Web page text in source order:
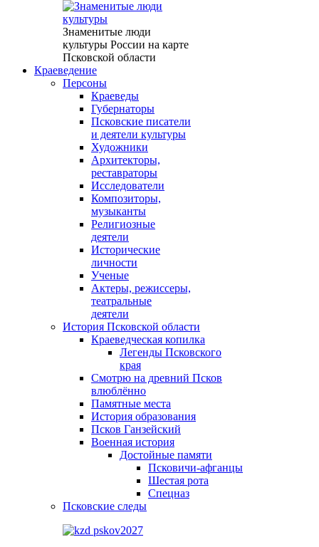
Знаменитые люди
культуры России на карте
Псковской области
Краеведение
Персоны
Краеведы
Губернаторы
Псковские писатели
и деятели культуры
Художники
Архитекторы,
реставраторы
Исследователи
Композиторы,
музыканты
Религиозные
деятели
Исторические
личности
Ученые
Актеры, режиссеры,
театральные
деятели
История Псковской области
Краеведческая копилка
Легенды Псковского
края
Смотрю на древний Псков
влюблённо
Памятные места
История образования
Псков Ганзейский
Военная история
Достойные памяти
Псковичи-афганцы
Шестая рота
Спецназ
Псковские следы